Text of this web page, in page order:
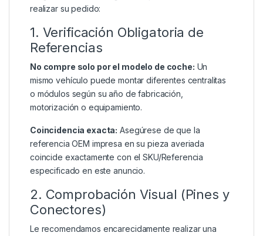
realizar su pedido:
1. Verificación Obligatoria de
Referencias
No compre solo por el modelo de coche: Un
mismo vehículo puede montar diferentes centralitas
o módulos según su año de fabricación,
motorización o equipamiento.
Coincidencia exacta: Asegúrese de que la
referencia OEM impresa en su pieza averiada
coincide exactamente con el SKU/Referencia
especificado en este anuncio.
2. Comprobación Visual (Pines y
Conectores)
Le recomendamos encarecidamente realizar una